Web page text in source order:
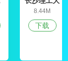
提供的专业
学就业信息
网学生信息
管理平台
8.44M
下载